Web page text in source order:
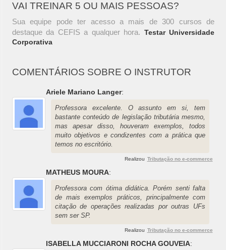
VAI TREINAR 5 OU MAIS PESSOAS?
Sua equipe pode ter acesso a mais de 300 cursos de
destaque da CEFIS a qualquer hora. Testar Universidade
Corporativa
COMENTÁRIOS SOBRE O INSTRUTOR
Ariele Mariano Langer:
Professora excelente. O assunto em si, tem
bastante conteúdo de legislação tributária mesmo,
mas apesar disso, houveram exemplos, todos
muito objetivos e condizentes com a prática que
temos no escritório.
Realizou Tributação no e-commerce
MATHEUS MOURA:
Professora com ótima didática. Porém senti falta
de mais exemplos práticos, principalmente com
citação de operações realizadas por outras UFs
sem ser SP.
Realizou Tributação no e-commerce
ISABELLA MUCCIARONI ROCHA GOUVEIA: